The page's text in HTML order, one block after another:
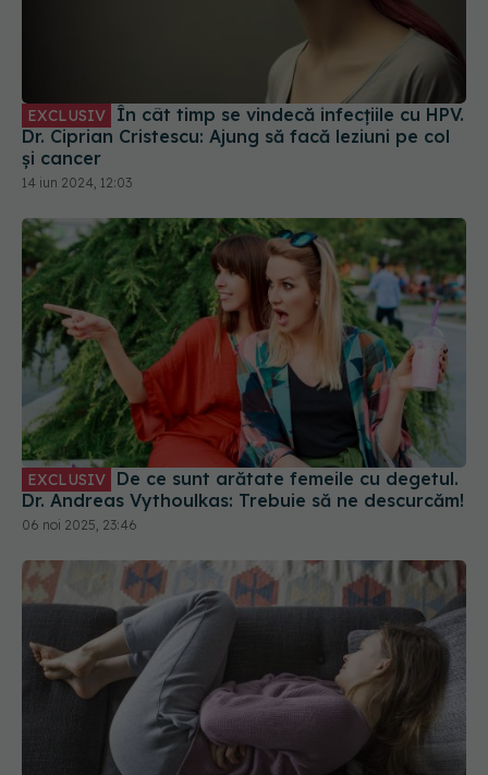
Dr. Ciprian Cristescu: Ajung să facă leziuni pe col
și cancer
14 iun 2024, 12:03
EXCLUSIV De ce sunt arătate femeile cu degetul.
Dr. Andreas Vythoulkas: Trebuie să ne descurcăm!
06 noi 2025, 23:46